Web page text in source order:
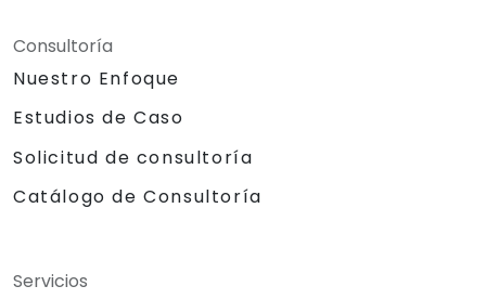
Consultoría
Nuestro Enfoque
Estudios de Caso
Solicitud de consultoría
Catálogo de Consultoría
Servicios